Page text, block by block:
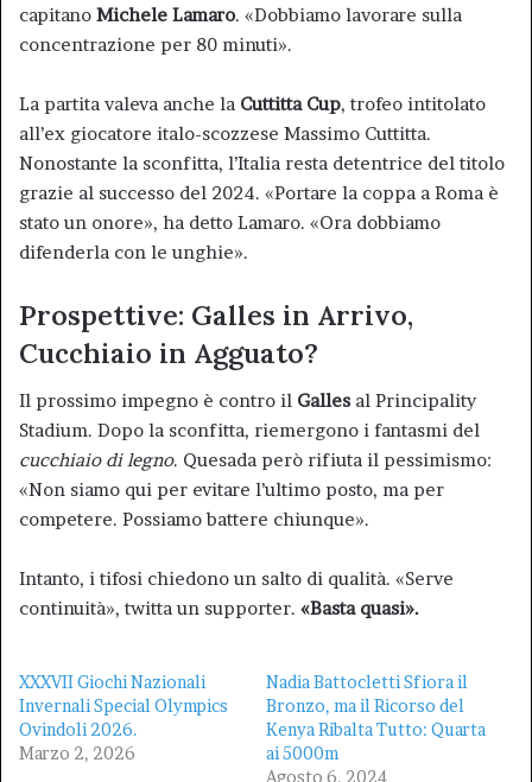
capitano Michele Lamaro. «Dobbiamo lavorare sulla
concentrazione per 80 minuti».
La partita valeva anche la Cuttitta Cup, trofeo intitolato
all’ex giocatore italo-scozzese Massimo Cuttitta.
Nonostante la sconfitta, l’Italia resta detentrice del titolo
grazie al successo del 2024. «Portare la coppa a Roma è
stato un onore», ha detto Lamaro. «Ora dobbiamo
difenderla con le unghie».
Prospettive: Galles in Arrivo,
Cucchiaio in Agguato?
Il prossimo impegno è contro il Galles al Principality
Stadium. Dopo la sconfitta, riemergono i fantasmi del
cucchiaio di legno. Quesada però rifiuta il pessimismo:
«Non siamo qui per evitare l’ultimo posto, ma per
competere. Possiamo battere chiunque».
Intanto, i tifosi chiedono un salto di qualità. «Serve
continuità», twitta un supporter. «Basta quasi».
XXXVII Giochi Nazionali
Invernali Special Olympics
Ovindoli 2026.
Marzo 2, 2026
Nadia Battocletti Sfiora il
Bronzo, ma il Ricorso del
Kenya Ribalta Tutto: Quarta
ai 5000m
Agosto 6, 2024